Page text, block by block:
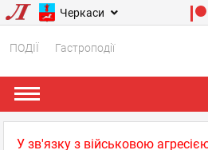
Черкаси
ПОДІЇ Гастроподії
У зв'язку з військовою